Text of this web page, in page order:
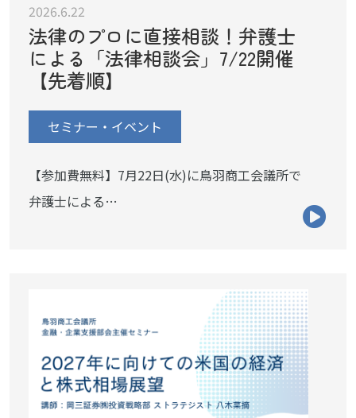
2026.6.22
法律のプロに直接相談！弁護士
による「法律相談会」7/22開催
【先着順】
セミナー・イベント
【参加費無料】7月22日(水)に鳥羽商工会議所で
弁護士による…